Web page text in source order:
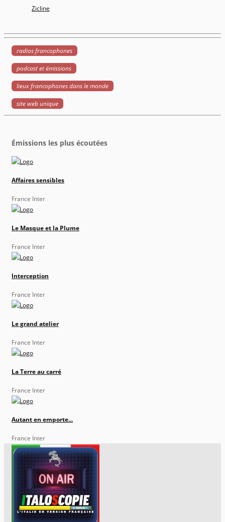
Zicline
radios francophones
podcast et émissions
lieux francophones dans le monde
site web unique
Émissions les plus écoutées
Affaires sensibles
France Inter
Le Masque et la Plume
France Inter
Interception
France Inter
Le grand atelier
France Inter
La Terre au carré
France Inter
Autant en emporte...
France Inter